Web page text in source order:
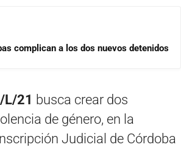
complican a los dos nuevos detenidos
L/21 busca crear dos
de género, en la
Judicial de Córdoba